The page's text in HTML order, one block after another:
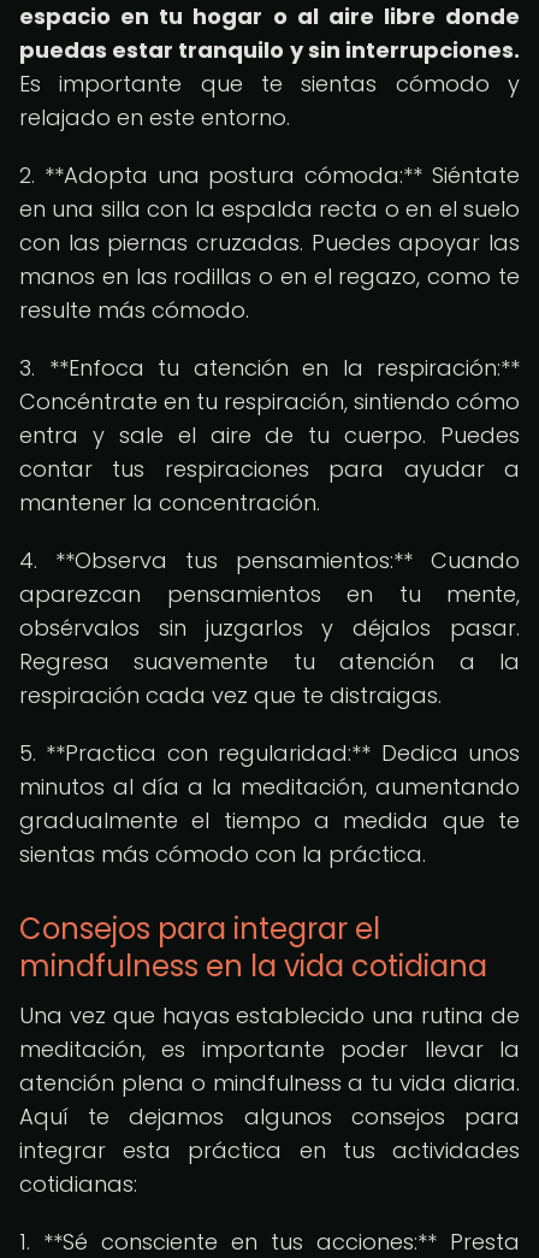
espacio en tu hogar o al aire libre donde
puedas estar tranquilo y sin interrupciones.
Es importante que te sientas cómodo y
relajado en este entorno.
2. **Adopta una postura cómoda:** Siéntate
en una silla con la espalda recta o en el suelo
con las piernas cruzadas. Puedes apoyar las
manos en las rodillas o en el regazo, como te
resulte más cómodo.
3. **Enfoca tu atención en la respiración:**
Concéntrate en tu respiración, sintiendo cómo
entra y sale el aire de tu cuerpo. Puedes
contar tus respiraciones para ayudar a
mantener la concentración.
4. **Observa tus pensamientos:** Cuando
aparezcan pensamientos en tu mente,
obsérvalos sin juzgarlos y déjalos pasar.
Regresa suavemente tu atención a la
respiración cada vez que te distraigas.
5. **Practica con regularidad:** Dedica unos
minutos al día a la meditación, aumentando
gradualmente el tiempo a medida que te
sientas más cómodo con la práctica.
Consejos para integrar el
mindfulness en la vida cotidiana
Una vez que hayas establecido una rutina de
meditación, es importante poder llevar la
atención plena o mindfulness a tu vida diaria.
Aquí te dejamos algunos consejos para
integrar esta práctica en tus actividades
cotidianas:
1. **Sé consciente en tus acciones:** Presta